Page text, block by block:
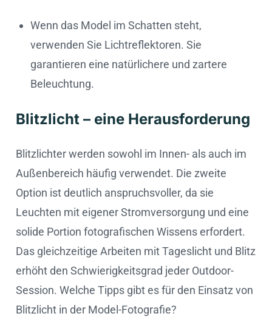
Wenn das Model im Schatten steht,
verwenden Sie Lichtreflektoren. Sie
garantieren eine natürlichere und zartere
Beleuchtung.
Blitzlicht – eine Herausforderung
Blitzlichter werden sowohl im Innen- als auch im
Außenbereich häufig verwendet. Die zweite
Option ist deutlich anspruchsvoller, da sie
Leuchten mit eigener Stromversorgung und eine
solide Portion fotografischen Wissens erfordert.
Das gleichzeitige Arbeiten mit Tageslicht und Blitz
erhöht den Schwierigkeitsgrad jeder Outdoor-
Session. Welche Tipps gibt es für den Einsatz von
Blitzlicht in der Model-Fotografie?